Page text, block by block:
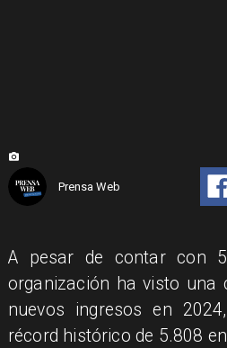
Prensa Web
A pesar de contar con
organización ha visto una
nuevos ingresos en
récord histórico de 5.808